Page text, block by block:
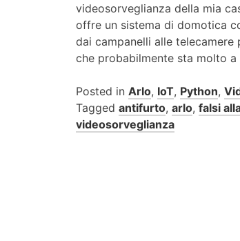
videosorveglianza della mia
offre un sistema di domotica
dai campanelli alle telecamere
che probabilmente sta molto
Posted in Arlo, IoT, Python,
Tagged antifurto, arlo, falsi
videosorveglianza